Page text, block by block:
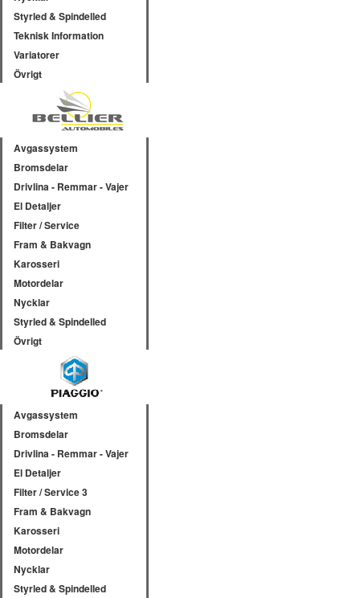
Styrled & Spindelled
Teknisk Information
Variatorer
Övrigt
Avgassystem
Bromsdelar
Drivlina - Remmar - Vajer
El Detaljer
Filter / Service
Fram & Bakvagn
Karosseri
Motordelar
Nycklar
Styrled & Spindelled
Övrigt
Avgassystem
Bromsdelar
Drivlina - Remmar - Vajer
El Detaljer
Filter / Service 3
Fram & Bakvagn
Karosseri
Motordelar
Nycklar
Styrled & Spindelled